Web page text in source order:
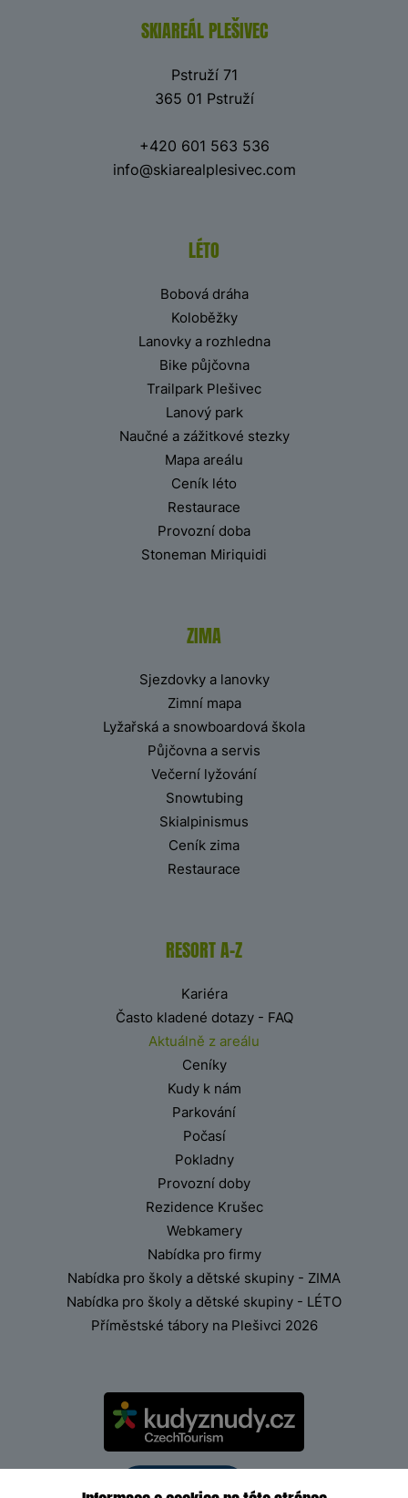
SKIAREÁL PLEŠIVEC
Pstruží 71
365 01 Pstruží
+420 601 563 536
info@skiarealplesivec.com
LÉTO
Bobová dráha
Koloběžky
Lanovky a rozhledna
Bike půjčovna
Trailpark Plešivec
Lanový park
Naučné a zážitkové stezky
Mapa areálu
Ceník léto
Restaurace
Provozní doba
Stoneman Miriquidi
ZIMA
Sjezdovky a lanovky
Zimní mapa
Lyžařská a snowboardová škola
Půjčovna a servis
Večerní lyžování
Snowtubing
Skialpinismus
Ceník zima
Restaurace
RESORT A-Z
Kariéra
Často kladené dotazy - FAQ
Aktuálně z areálu
Ceníky
Kudy k nám
Parkování
Počasí
Pokladny
Provozní doby
Rezidence Krušec
Webkamery
Nabídka pro firmy
Nabídka pro školy a dětské skupiny - ZIMA
Nabídka pro školy a dětské skupiny - LÉTO
Příměstské tábory na Plešivci 2026